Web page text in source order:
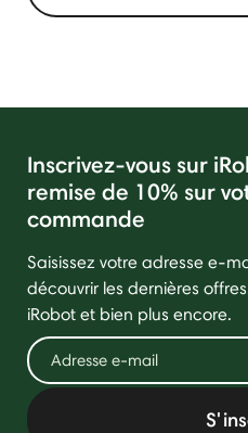
Inscrivez-vous sur
remise de 10% sur
commande
Saisissez votre adresse e-
découvrir les dernières
iRobot et bien plus encore.